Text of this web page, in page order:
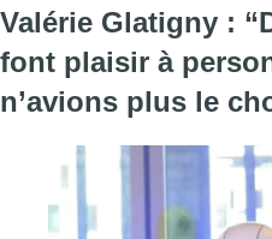
Valérie Glatigny :
font plaisir à
n’avions plus le